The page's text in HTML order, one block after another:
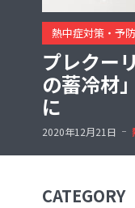
熱中症対策・予
プレクー
の蓄冷材
に
2020年12月21日
CATEGORY